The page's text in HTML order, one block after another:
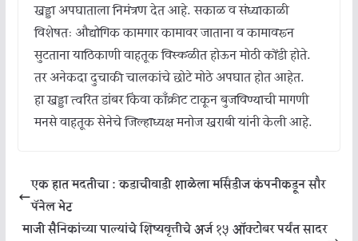
खड्डा अपघाताला निमंत्रण देत आहे. सकाळ व संध्याकाळी
विशेषतः औद्योगिक कामगार कामावर जाताना व कामावरून
सुटताना याठिकाणी वाहतूक विस्कळीत होऊन मोठी कोंडी होते.
तर अनेकदा दुचाकी चालकांचे छोटे मोठे अपघात होत आहेत.
हा खड्डा त्वरित डांबर किंवा काँक्रीट टाकून बुजविण्याची मागणी
मनसे वाहतूक सेनेचे जिल्हाध्यक्ष मनोज खराबी यांनी केली आहे.
एक हात मदतीचा : कडाचीवाडी शाळेला मर्सिडीज कंपनीकडून सौर
पॅनेल भेट
माजी सैनिकांच्या पाल्यांचे शिष्यवृत्तीचे अर्ज १५ ऑक्टोबर पर्यंत सादर